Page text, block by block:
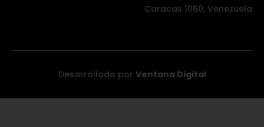
Caracas 1060, Venezuela
Desarrollado por Ventana Digital